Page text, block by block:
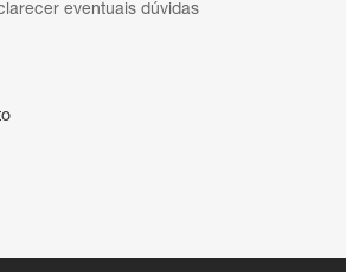
eventuais dúvidas